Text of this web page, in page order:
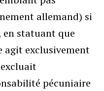
allemand) si
statuant que
agit exclusivement
pécuniaire